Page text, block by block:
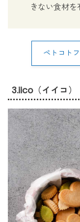
きない食材を
ペトコト
3.iico（イイコ）